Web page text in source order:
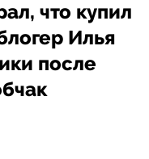
что купил
Илья
после